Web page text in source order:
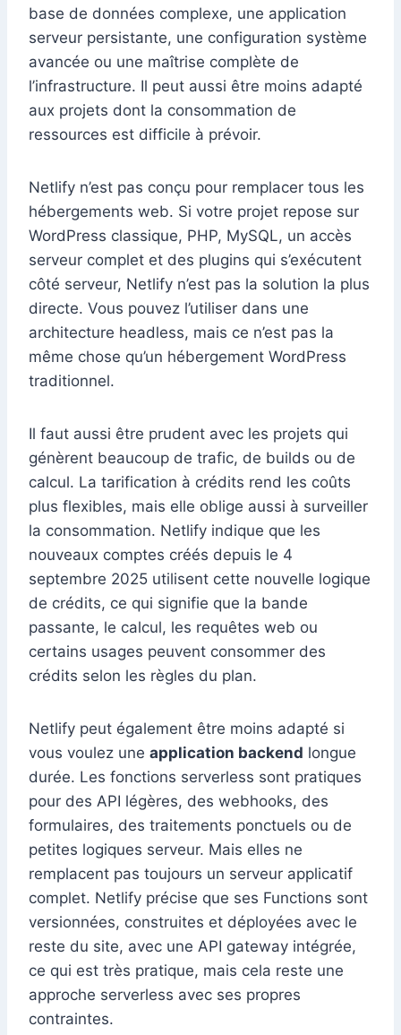
base de données complexe, une application
serveur persistante, une configuration système
avancée ou une maîtrise complète de
l’infrastructure. Il peut aussi être moins adapté
aux projets dont la consommation de
ressources est difficile à prévoir.
Netlify n’est pas conçu pour remplacer tous les
hébergements web. Si votre projet repose sur
WordPress classique, PHP, MySQL, un accès
serveur complet et des plugins qui s’exécutent
côté serveur, Netlify n’est pas la solution la plus
directe. Vous pouvez l’utiliser dans une
architecture headless, mais ce n’est pas la
même chose qu’un hébergement WordPress
traditionnel.
Il faut aussi être prudent avec les projets qui
génèrent beaucoup de trafic, de builds ou de
calcul. La tarification à crédits rend les coûts
plus flexibles, mais elle oblige aussi à surveiller
la consommation. Netlify indique que les
nouveaux comptes créés depuis le 4
septembre 2025 utilisent cette nouvelle logique
de crédits, ce qui signifie que la bande
passante, le calcul, les requêtes web ou
certains usages peuvent consommer des
crédits selon les règles du plan.
Netlify peut également être moins adapté si
vous voulez une application backend longue
durée. Les fonctions serverless sont pratiques
pour des API légères, des webhooks, des
formulaires, des traitements ponctuels ou de
petites logiques serveur. Mais elles ne
remplacent pas toujours un serveur applicatif
complet. Netlify précise que ses Functions sont
versionnées, construites et déployées avec le
reste du site, avec une API gateway intégrée,
ce qui est très pratique, mais cela reste une
approche serverless avec ses propres
contraintes.